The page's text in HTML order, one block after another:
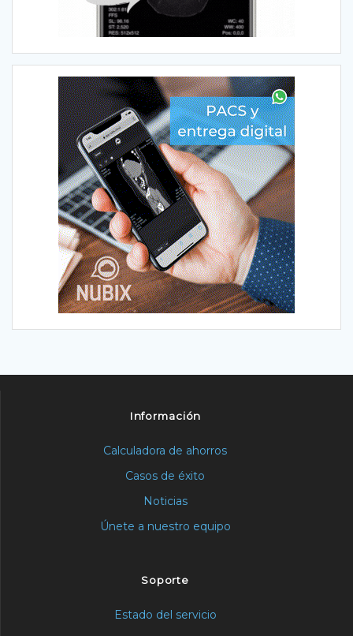
Información
Calculadora de ahorros
Casos de éxito
Noticias
Únete a nuestro equipo
Soporte
Estado del servicio